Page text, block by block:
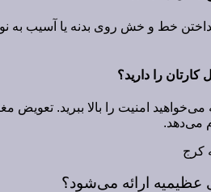
خط و خش روی بدنه یا آسیب به
را دارید؟
می‌خواهید امنیت را بالا
می‌دهد.
عظیمیه ارائه می‌شود؟